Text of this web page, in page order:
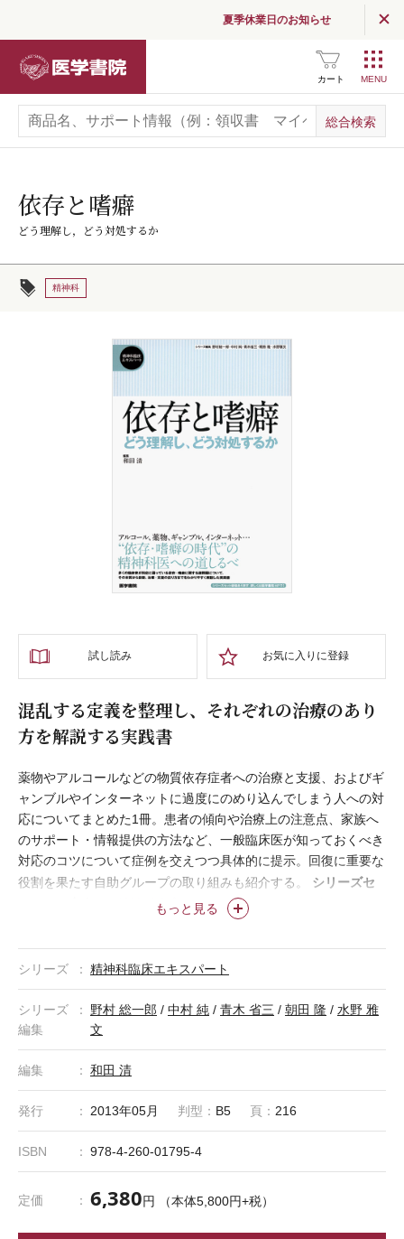
夏季休業日のお知らせ
カート
依存と嗜癖
どう理解し，どう対処するか
精神科
試し読み お気に入りに登録
混乱する定義を整理し、それぞれの治療のあり
方を解説する実践書
もっと見る
薬物やアルコールなどの物質依存症者への治療と支援、およびギ
ャンブルやインターネットに過度にのめり込んでしまう人への対
応についてまとめた1冊。患者の傾向や治療上の注意点、家族へ
のサポート・情報提供の方法など、一般臨床医が知っておくべき
対応のコツについて症例を交えつつ具体的に提示。回復に重要な
役割を果たす自助グループの取り組みも紹介する。 シリーズセ
●≪精神科臨床エキスパート≫ シリーズセット II
税 ISBN978-4-260-01858-6ご注文ページ
シリーズ
精神科臨床エキスパート
シリーズ
編集
野村 総一郎 / 中村 純 / 青木 省三 / 朝田 隆 / 水野 雅
文
編集 和田 清
発行 2013年05月 判型： B5 頁： 216
ISBN 978-4-260-01795-4
定価 6,380円 （本体5,800円+税）